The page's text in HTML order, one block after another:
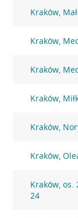
Kraków,
Kraków,
Kraków,
Kraków,
Kraków,
Kraków,
Kraków, os.
24